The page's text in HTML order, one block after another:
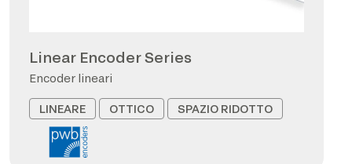
Linear Encoder Series
Encoder lineari
LINEARE OTTICO SPAZIO RIDOTTO